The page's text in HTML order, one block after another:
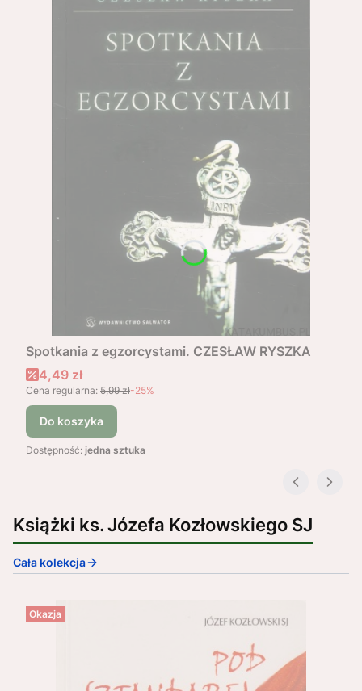
Spotkania z egzorcystami. CZESŁAW RYSZKA
Cena promocyjna
4,49 zł
Cena regularna: 5,99 zł-25%
Do koszyka
Dostępność: jedna sztuka
Książki ks. Józefa Kozłowskiego SJ
Cała kolekcja
Okazja